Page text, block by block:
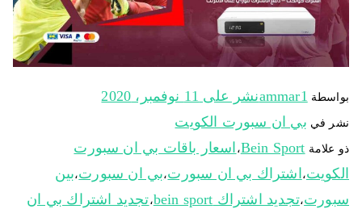
بواسطة ammar1نشر على 11 نوفمبر، 2020
نشر في بي ان سبورت الكويت
ذو علامة Bein Sport، اسعار باقات بي ان سبورت
الكويت، اشتراك بي ان سبورت،بي ان سبورت،بين
سبورت،تجديد اشتراك bein sport ،تجديد اشتراك بي ان